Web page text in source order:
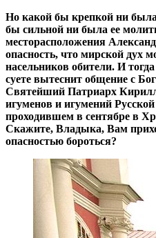
Но какой бы крепкой ни
бы сильной ни была ее
месторасположения
опасность, что мирской дух
насельников обители. И
суете вытеснит общение с
Святейший Патриарх
игуменов и игумений
проходившем в сентябре в
Скажите, Владыка, Вам
опасностью бороться?